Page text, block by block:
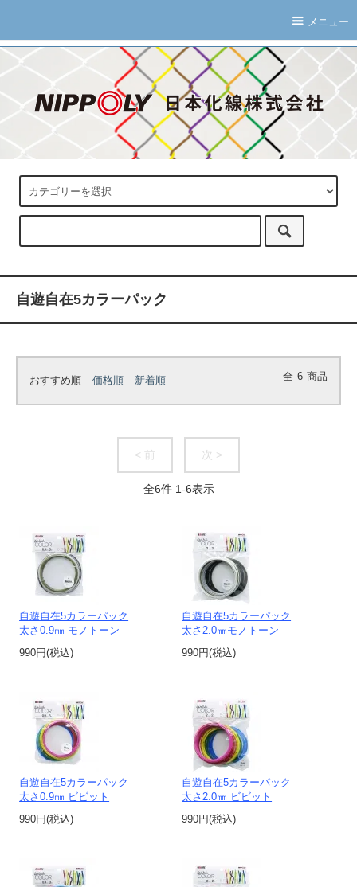
メニュー
自遊自在5カラーパック
おすすめ順 価格順 新着順 全 6 商品
< 前 次 >
全6件 1-6表示
自遊自在5カラーパック
太さ0.9㎜ モノトーン
990円(税込)
自遊自在5カラーパック
太さ2.0㎜モノトーン
990円(税込)
自遊自在5カラーパック
太さ0.9㎜ ビビット
990円(税込)
自遊自在5カラーパック
太さ2.0㎜ ビビット
990円(税込)